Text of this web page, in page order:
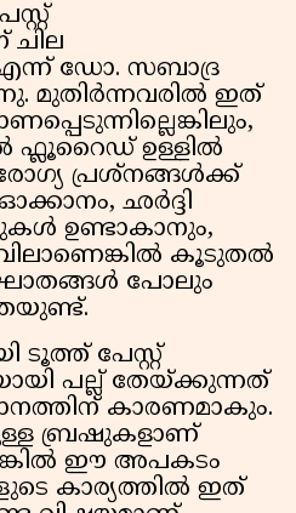
ചില
ഡോ. സബാദ്ര
മുതിർന്നവരിൽ ഇത്
ഫ്ലൂറൈഡ് ഉള്ളിൽ
പ്രശ്നങ്ങൾക്ക്
ഛർദ്ദി
ഉണ്ടാകാനും,
കൂടുതൽ
പോലും
ടൂത്ത് പേസ്റ്റ്
പല്ല് തേയ്ക്കുന്നത്
കാരണമാകും.
ബ്രഷുകളാണ്
ഈ അപകടം
കാര്യത്തിൽ ഇത്